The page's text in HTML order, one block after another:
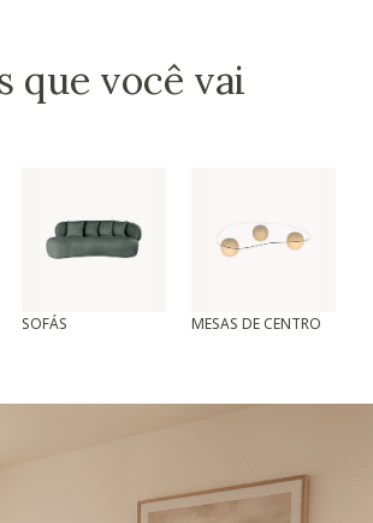
que você vai
SOFÁS MESAS DE CENTRO